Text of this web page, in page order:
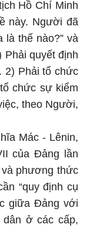
Hồ Chí Minh
này. Người đã
là thế nào?” và
Phải quyết định
2) Phải tổ chức
chức sự kiểm
theo Người,
Mác - Lênin,
của Đảng lần
và phương thức
“quy định cụ
giữa Đảng với
ở các cấp,